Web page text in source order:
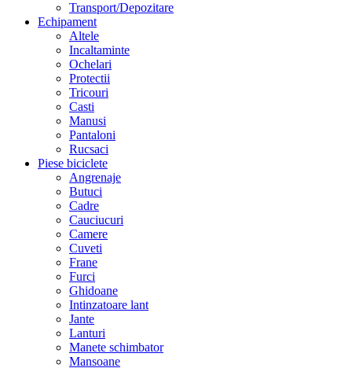
Transport/Depozitare
Echipament
Altele
Incaltaminte
Ochelari
Protectii
Tricouri
Casti
Manusi
Pantaloni
Rucsaci
Piese biciclete
Angrenaje
Butuci
Cadre
Cauciucuri
Camere
Cuveti
Frane
Furci
Ghidoane
Intinzatoare lant
Jante
Lanturi
Manete schimbator
Mansoane